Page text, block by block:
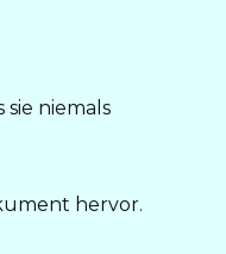
sie niemals
hervor.